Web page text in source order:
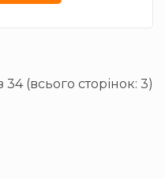
34 (всього сторінок: 3)